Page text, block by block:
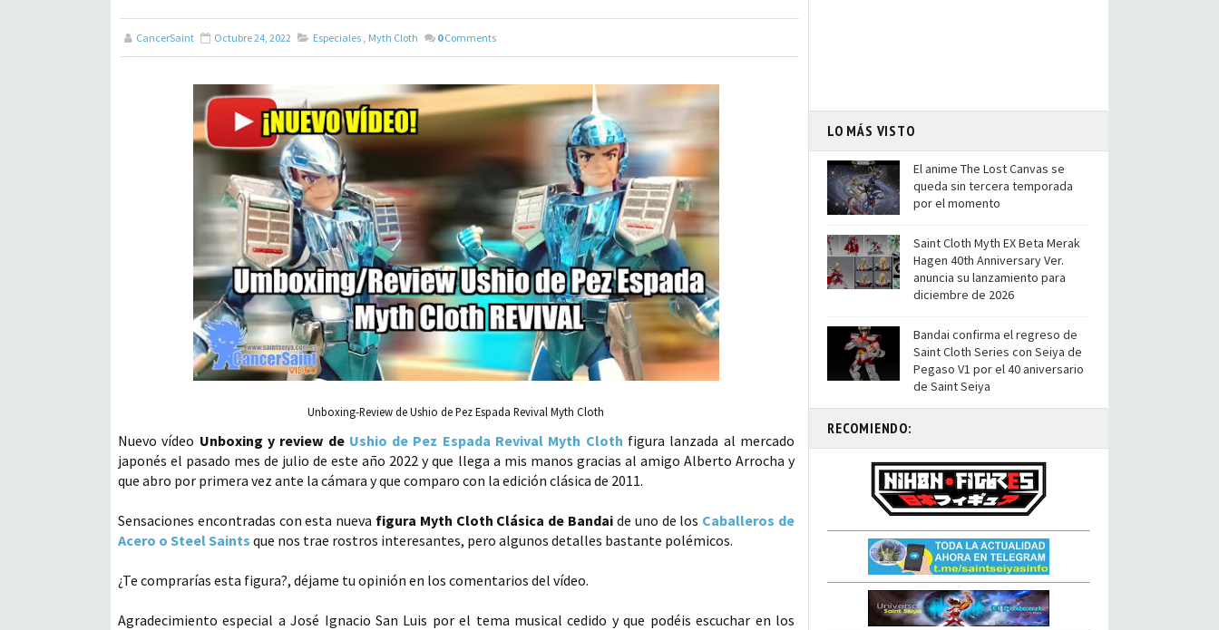
CancerSaint Octubre 24, 2022 Especiales , Myth Cloth 0 Comments
Unboxing-Review de Ushio de Pez Espada Revival Myth Cloth
Nuevo vídeo Unboxing y review de Ushio de Pez Espada Revival Myth Cloth figura lanzada al mercado
japonés el pasado mes de julio de este año 2022 y que llega a mis manos gracias al amigo Alberto Arrocha y
que abro por primera vez ante la cámara y que comparo con la edición clásica de 2011.
Sensaciones encontradas con esta nueva figura Myth Cloth Clásica de Bandai de uno de los Caballeros de
Acero o Steel Saints que nos trae rostros interesantes, pero algunos detalles bastante polémicos.
¿Te comprarías esta figura?, déjame tu opinión en los comentarios del vídeo.
Agradecimiento especial a José Ignacio San Luis por el tema musical cedido y que podéis escuchar en los
LO MÁS VISTO
El anime The Lost Canvas se
queda sin tercera temporada
por el momento
Saint Cloth Myth EX Beta Merak
Hagen 40th Anniversary Ver.
anuncia su lanzamiento para
diciembre de 2026
Bandai confirma el regreso de
Saint Cloth Series con Seiya de
Pegaso V1 por el 40 aniversario
de Saint Seiya
RECOMIENDO: